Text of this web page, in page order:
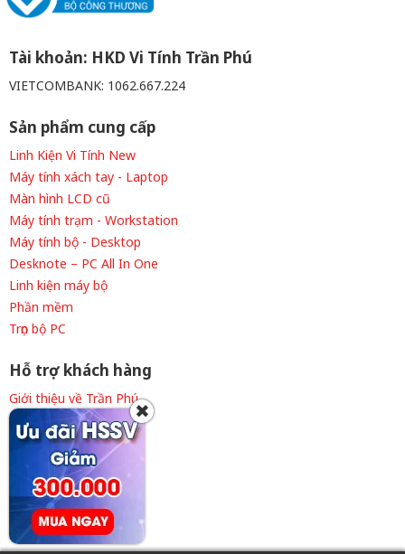
Tài khoản: HKD Vi Tính Trần Phú
VIETCOMBANK: 1062.667.224
Sản phẩm cung cấp
Linh Kiện Vi Tính New
Máy tính xách tay - Laptop
Màn hình LCD cũ
Máy tính trạm - Workstation
Máy tính bộ - Desktop
Desknote – PC All In One
Linh kiện máy bộ
Phần mềm
Trọn bộ PC
Hỗ trợ khách hàng
Giới thiệu về Trần Phú
Thông tin tuyển dụng
Liên hệ cửa hàng
Chính sách thanh toán
Chính sách giao hàng
Chính sách bảo hành
Điều khoản sử dụng
✖